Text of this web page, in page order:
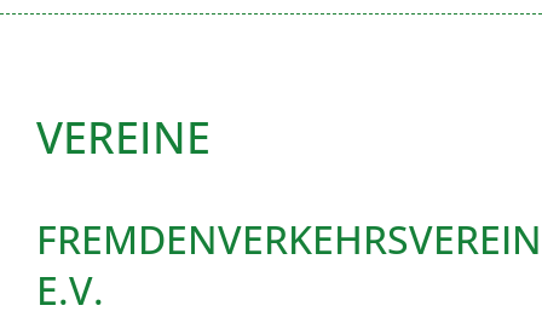
VEREINE
FREMDENVERKEHRSVEREIN
E.V.